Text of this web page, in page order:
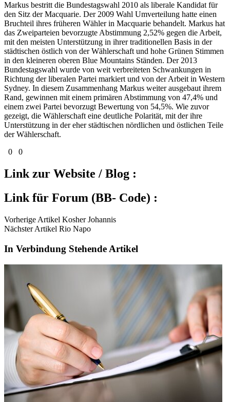
Markus bestritt die Bundestagswahl 2010 als liberale Kandidat für
den Sitz der Macquarie. Der 2009 Wahl Umverteilung hatte einen
Bruchteil ihres früheren Wähler in Macquarie behandelt. Markus hat
das Zweiparteien bevorzugte Abstimmung 2,52% gegen die Arbeit,
mit den meisten Unterstützung in ihrer traditionellen Basis in der
städtischen östlich von der Wählerschaft und hohe Grünen Stimmen
in den kleineren oberen Blue Mountains Ständen. Der 2013
Bundestagswahl wurde von weit verbreiteten Schwankungen in
Richtung der liberalen Partei markiert und von der Arbeit in Western
Sydney. In diesem Zusammenhang Markus weiter ausgebaut ihrem
Rand, gewinnen mit einem primären Abstimmung von 47,4% und
einem zwei Partei bevorzugt Bewertung von 54,5%. Wie zuvor
gezeigt, die Wählerschaft eine deutliche Polarität, mit der ihre
Unterstützung in der eher städtischen nördlichen und östlichen Teile
der Wählerschaft.
0
0
Link zur Website / Blog :
Link für Forum (BB- Code) :
Vorherige Artikel Kosher Johannis
Nächster Artikel Rio Napo
In Verbindung Stehende Artikel